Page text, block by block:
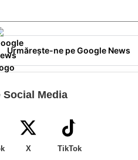
Urmărește-ne pe Google News
Social Media
X TikTok